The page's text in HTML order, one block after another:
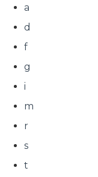
a
d
f
g
i
m
r
s
t